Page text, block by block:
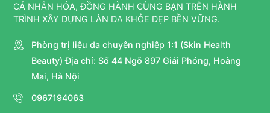
CÁ NHÂN HÓA, ĐỒNG HÀNH CÙNG BẠN TRÊN HÀNH
TRÌNH XÂY DỰNG LÀN DA KHỎE ĐẸP BỀN VỮNG.
Phòng trị liệu da chuyên nghiệp 1:1 (Skin Health
Beauty) Địa chỉ: Số 44 Ngõ 897 Giải Phóng, Hoàng
Mai, Hà Nội
0967194063